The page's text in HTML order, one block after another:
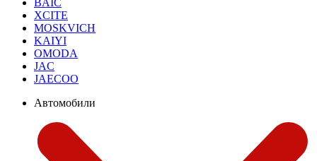
BAIC
XCITE
MOSKVICH
KAIYI
OMODA
JAC
JAECOO
Автомобили